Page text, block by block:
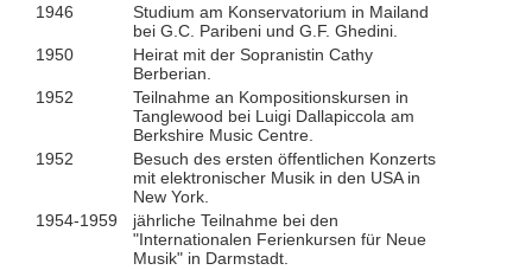
1946
Studium am Konservatorium in Mailand
bei G.C. Paribeni und G.F. Ghedini.
1950
Heirat mit der Sopranistin Cathy
Berberian.
1952
Teilnahme an Kompositionskursen in
Tanglewood bei Luigi Dallapiccola am
Berkshire Music Centre.
1952
Besuch des ersten öffentlichen Konzerts
mit elektronischer Musik in den USA in
New York.
1954-1959
jährliche Teilnahme bei den
"Internationalen Ferienkursen für Neue
Musik" in Darmstadt.